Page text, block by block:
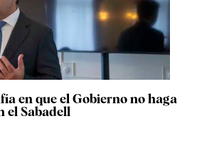
en que el Gobierno no haga
el Sabadell